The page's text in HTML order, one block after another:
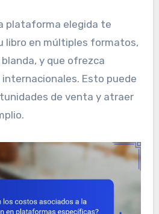
plataforma elegida te
libro en múltiples formatos,
y que ofrezca
Esto puede
de venta y atraer